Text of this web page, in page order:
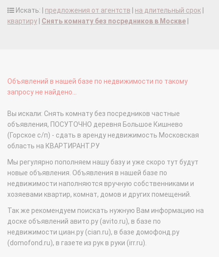
Искать: | предложения от агентств на длительный срок
квартиру
Снять комнату без посредников в Москве
Объявлений в нашей базе по недвижимости по такому
запросу не найдено...
Вы искали: Снять комнату без посредников частные
объявления, ПОСУТОЧНО деревня Большое Кишнево
(Горское с/п) - сдать в аренду недвижимость Московская
область на КВАРТИРАНТ.РУ
Мы регулярно пополняем нашу базу и уже скоро тут будут
новые объявления. Объявления в нашей базе по
недвижимости наполняются вручную собственниками и
хозяевами квартир, комнат, домов и других помещений.
Так же рекомендуем поискать нужную Вам информацию на
доске объявлений авито.ру (avito.ru), в базе по
недвижимости циан.ру (cian.ru), в базе домофонд.ру
(domofond.ru), в газете из рук в руки (irr.ru).